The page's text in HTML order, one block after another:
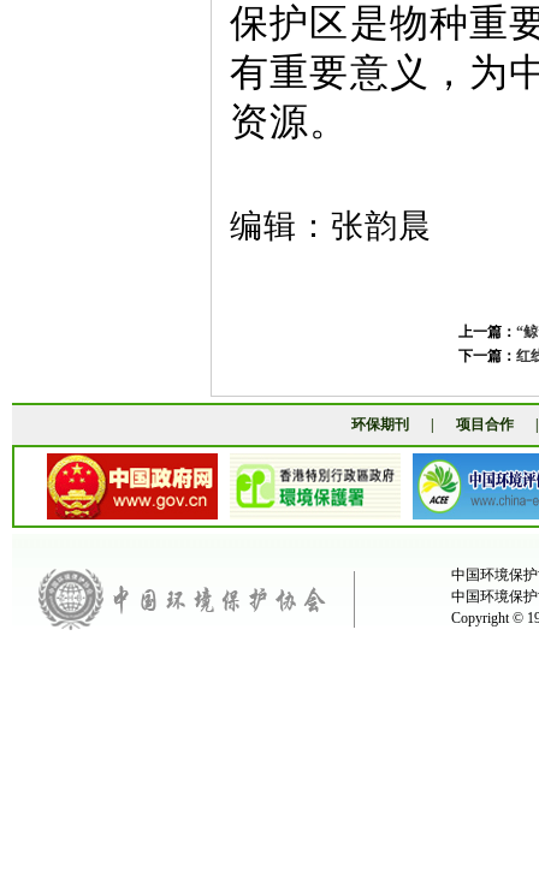
保护区是物种重
有重要意义，为
资源。
编辑：张韵晨
上一篇： “
下一篇： 红
环保期刊 项目合作
中国环境保
中国环境保
Copyright ©